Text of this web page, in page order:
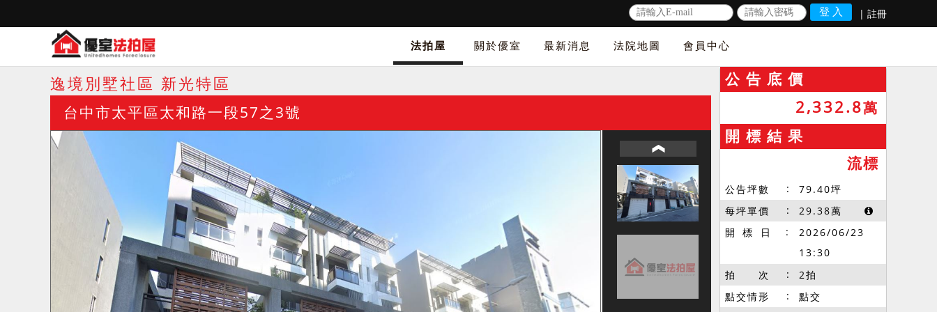
| 註冊
法拍屋 關於優室 最新消息 法院地圖 會員中心
逸境別墅社區 新光特區
台中市太平區太和路一段57之3號
公 告 底 價
2,332.8萬
開 標 結 果
流標
公告坪數 79.40坪
每坪單價
29.38萬
開 標 日
2026/06/23
13:30
拍 次
2拍
點交情形
點交